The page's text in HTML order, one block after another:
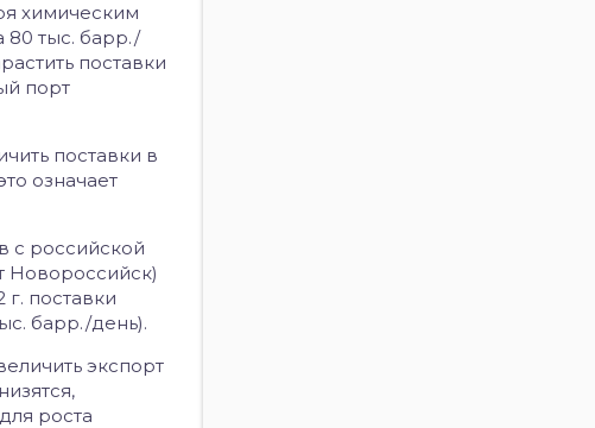
химическим
80 тыс. барр./
поставки
порт
поставки в
означает
с российской
Новороссийск)
поставки
барр./день).
экспорт
роста